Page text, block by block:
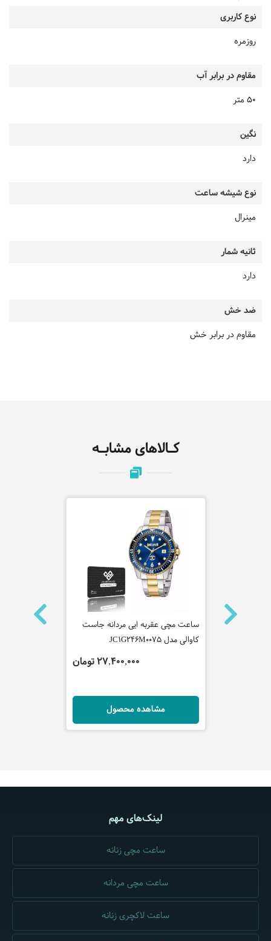
نوع کاربری
روزمره
مقاوم در برابر آب
50 متر
نگین
دارد
نوع شیشه ساعت
مینرال
ثانیه شمار
دارد
ضد خش
مقاوم در برابر خش
کـالاهای مشابـه
ساعت مچی
ساعت مچی عقربه ایی مردانه جاست
کاوالی مدل JC1G246M0075
27,400,000 تومان
مشاهده محصول
لینک‌های مهم
ساعت مچی زنانه
ساعت مچی مردانه
ساعت لاکچری زنانه